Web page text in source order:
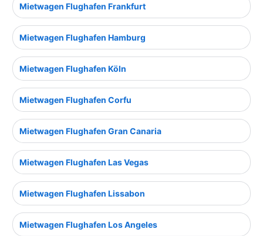
Mietwagen Flughafen Frankfurt
Mietwagen Flughafen Hamburg
Mietwagen Flughafen Köln
Mietwagen Flughafen Corfu
Mietwagen Flughafen Gran Canaria
Mietwagen Flughafen Las Vegas
Mietwagen Flughafen Lissabon
Mietwagen Flughafen Los Angeles